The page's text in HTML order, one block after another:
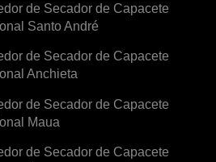
de Secador de Capacete
Santo André
de Secador de Capacete
Anchieta
de Secador de Capacete
Maua
de Secador de Capacete